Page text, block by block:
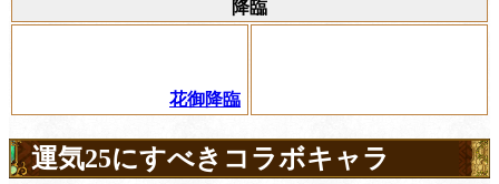
降臨
花御降臨
運気25にすべきコラボキャラ